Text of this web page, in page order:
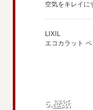
空気をキレイに
LIXIL
エコカラット
5.壁紙